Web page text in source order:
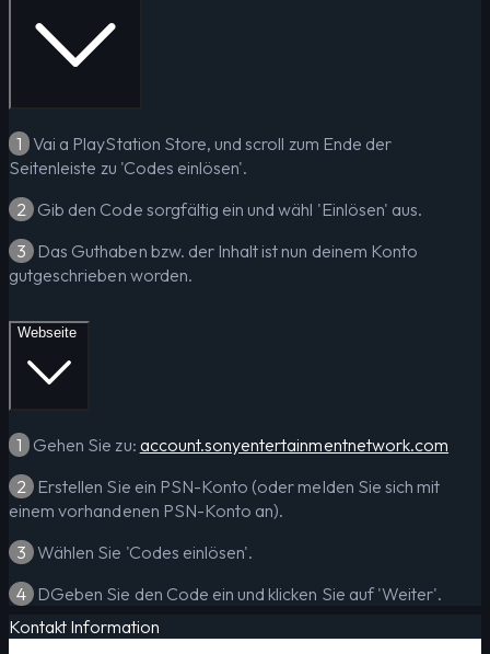
1 Vai a PlayStation Store, und scroll zum Ende der
Seitenleiste zu 'Codes einlösen'.
2 Gib den Code sorgfältig ein und wähl 'Einlösen' aus.
3 Das Guthaben bzw. der Inhalt ist nun deinem Konto
gutgeschrieben worden.
Webseite
1 Gehen Sie zu: account.sonyentertainmentnetwork.com
2 Erstellen Sie ein PSN-Konto (oder melden Sie sich mit
einem vorhandenen PSN-Konto an).
3 Wählen Sie 'Codes einlösen'.
4 DGeben Sie den Code ein und klicken Sie auf 'Weiter'.
Kontakt Information